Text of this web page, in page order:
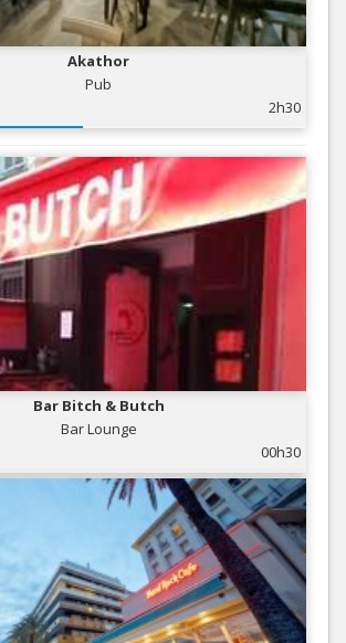
Akathor
Pub
2h30
Bar Bitch & Butch
Bar Lounge
00h30